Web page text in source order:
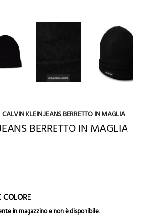
CALVIN KLEIN JEANS BERRETTO IN MAGLIA
BERRETTO IN MAGLIA
COLORE
in magazzino e non è disponibile.